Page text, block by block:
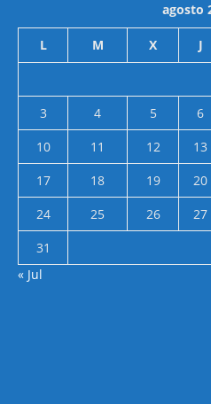
agosto
L M X J
3
4 5 6
10
11 12 13
17
18 19 20
24
25 26 27
31
« Jul